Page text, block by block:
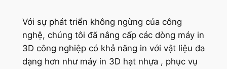
Với sự phát triển không ngừng của công
nghệ, chúng tôi đã nâng cấp các dòng máy in
3D công nghiệp có khả năng in với vật liệu đa
dạng hơn như máy in 3D hạt nhựa , phục vụ